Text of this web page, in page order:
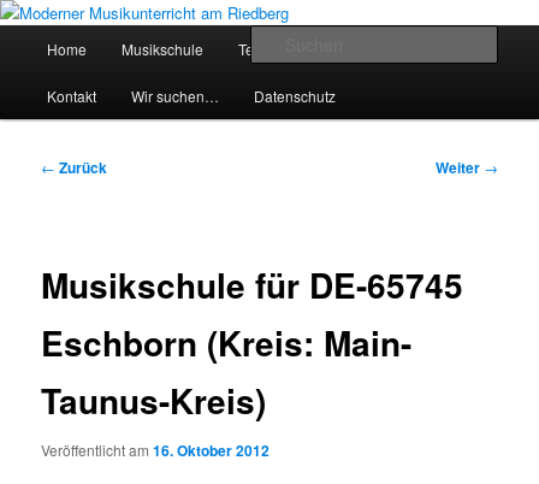
Zum
wechseln
Moderner Musikunterricht am
Home Musikschule Team
Kontakt Wir suchen… Datenschutz
Beitragsnavigation
← Zurück Weiter →
Musikschule für DE-65745
Eschborn (Kreis: Main-
Taunus-Kreis)
Veröffentlicht am16. Oktober 2012